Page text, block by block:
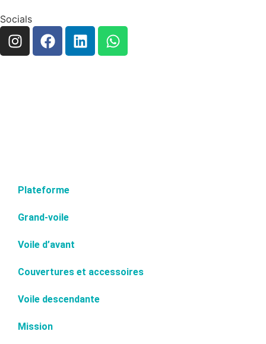
Socials
Plateforme
Grand-voile
Voile d’avant
Couvertures et accessoires
Voile descendante
Mission